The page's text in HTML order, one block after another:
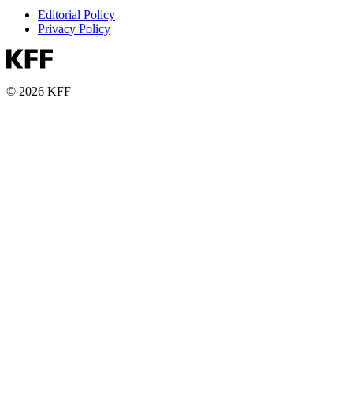
Editorial Policy
Privacy Policy
© 2026 KFF